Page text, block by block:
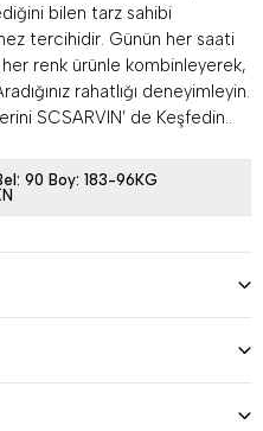
bilen tarz sahibi
tercihidir. Günün her saati
renk ürünle kombinleyerek,
rahatlığı deneyimleyin.
SCSARVIN’ de Keşfedin..
90 Boy: 183-96KG